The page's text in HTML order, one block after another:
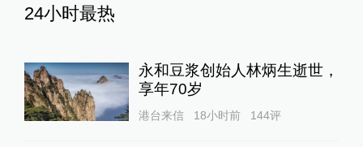
24小时最热
永和豆浆创始人林炳生逝世，
享年70岁
港台来信 18小时前 144评